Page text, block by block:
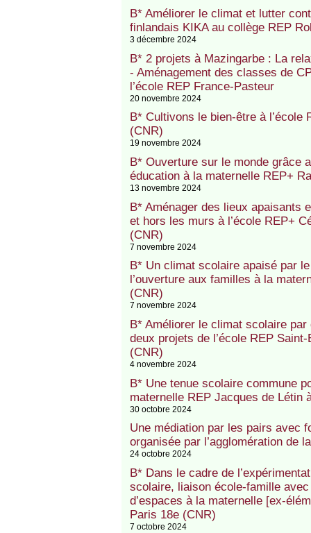
B* Améliorer le climat et lutter
finlandais KIKA au collège REP
3 décembre 2024
B* 2 projets à Mazingarbe : La
- Aménagement des classes de
l’école REP France-Pasteur
20 novembre 2024
B* Cultivons le bien-être à l’école
(CNR)
19 novembre 2024
B* Ouverture sur le monde grâce
éducation à la maternelle REP+
13 novembre 2024
B* Aménager des lieux apaisants
et hors les murs à l’école REP+
(CNR)
7 novembre 2024
B* Un climat scolaire apaisé par
l’ouverture aux familles à la
(CNR)
7 novembre 2024
B* Améliorer le climat scolaire par
deux projets de l’école REP
(CNR)
4 novembre 2024
B* Une tenue scolaire commune
maternelle REP Jacques de Létin
30 octobre 2024
Une médiation par les pairs avec
organisée par l’agglomération de
24 octobre 2024
B* Dans le cadre de
scolaire, liaison école-famille
d’espaces à la maternelle [ex-
Paris 18e (CNR)
7 octobre 2024